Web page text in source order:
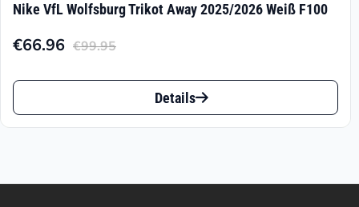
Nike VfL Wolfsburg Trikot Away 2025/2026 Weiß F100
€99.95
Ursprünglicher
Preis
€99.95
€66.96
Aktueller
Preis
€66.96.
Dieses
Produkt
Details